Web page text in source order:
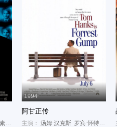
戴尔里·林多
1994
阿甘正传
主演： 汤姆·汉克斯 罗宾·怀特 加里·